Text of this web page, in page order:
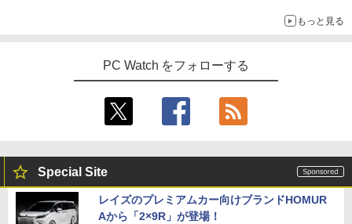
もっと見る
PC Watch をフォローする
Special Site
レイズのプレミアムカー向けブランドHOMUR
Aから「2×9R」が登場！